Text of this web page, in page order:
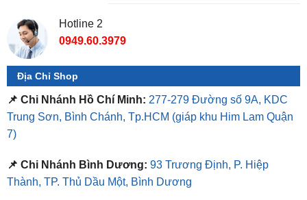
Địa Chỉ Shop
📌 Chi Nhánh Hồ Chí Minh: 277-279 Đường số 9A, KDC
Trung Sơn, Bình Chánh, Tp.HCM
7)
📌 Chi Nhánh Bình Dương:
⏰ Mở Cửa 08h - 18h